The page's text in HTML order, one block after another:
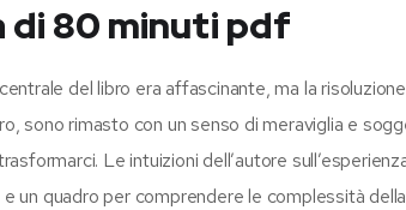
di 80 minuti pdf
del libro era affascinante, ma la
sono rimasto con un senso di meraviglia e
Le intuizioni dell’autore
e un quadro per comprendere le complessità